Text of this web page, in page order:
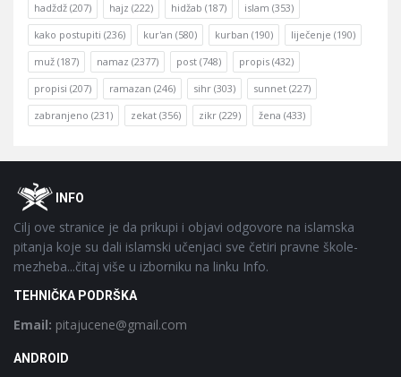
hadždž (207) hajz (222) hidžab (187) islam (353)
kako postupiti (236) kur'an (580) kurban (190) liječenje (190)
muž (187) namaz (2377) post (748) propis (432)
propisi (207) ramazan (246) sihr (303) sunnet (227)
zabranjeno (231) zekat (356) zikr (229) žena (433)
FooterOINFO
Cilj ove stranice je da prikupi i objavi odgovore na islamska
pitanja koje su dali islamski učenjaci sve četiri pravne škole-
mezheba...čitaj više u izborniku na linku Info.
TEHNIČKA PODRŠKA
Email: pitajucene@gmail.com
ANDROID